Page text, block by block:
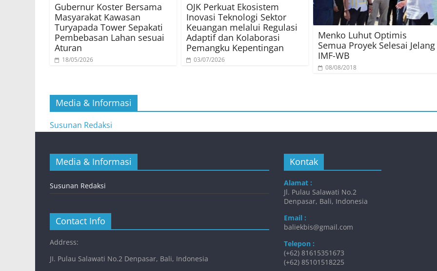
Gubernur Koster Bersama
Masyarakat Kawasan
Turyapada Tower Sepakati
Pembebasan Lahan sesuai
Aturan
18/05/2026
OJK Perkuat Ekosistem
Inovasi Teknologi Sektor
Keuangan melalui Regulasi
Adaptif dan Kolaborasi
Pemangku Kepentingan
03/07/2026
Menko Luhut Optimis
Semua Proyek Selesai Jelang
IMF-WB
08/08/2018
Media & Informasi
Susunan Redaksi
Media & Informasi
Susunan Redaksi
Contact Info
Address:
JI. Pulau Salawati No.2 Denpasar, Bali, Indonesia
Kontak
Alamat :
Jl. Pulau Salawati No.2
Denpasar, Bali, Indonesia
Email :
baliekbis@gmail.com
Telepon :
(+62) 81615351673
(+62) 85101518225